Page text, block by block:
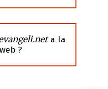
a la
?